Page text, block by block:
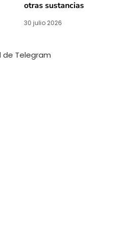
otras sustancias
30 julio 2026